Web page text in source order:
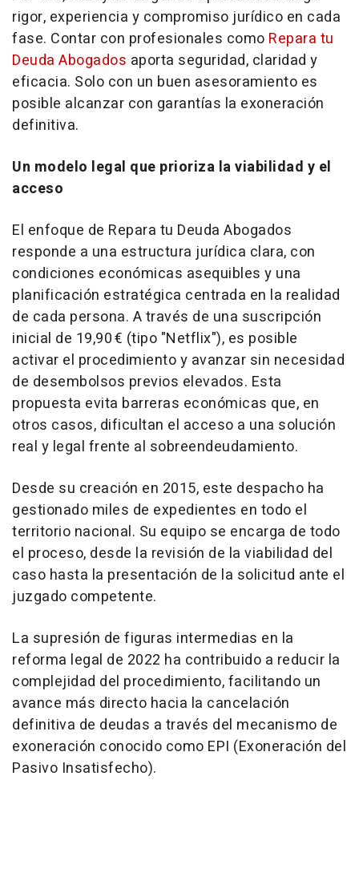
rigor, experiencia y compromiso jurídico en cada
fase. Contar con profesionales como Repara tu
Deuda Abogados aporta seguridad, claridad y
eficacia. Solo con un buen asesoramiento es
posible alcanzar con garantías la exoneración
definitiva.
Un modelo legal que prioriza la viabilidad y el
acceso
El enfoque de Repara tu Deuda Abogados
responde a una estructura jurídica clara, con
condiciones económicas asequibles y una
planificación estratégica centrada en la realidad
de cada persona. A través de una suscripción
inicial de 19,90 € (tipo "Netflix"), es posible
activar el procedimiento y avanzar sin necesidad
de desembolsos previos elevados. Esta
propuesta evita barreras económicas que, en
otros casos, dificultan el acceso a una solución
real y legal frente al sobreendeudamiento.
Desde su creación en 2015, este despacho ha
gestionado miles de expedientes en todo el
territorio nacional. Su equipo se encarga de todo
el proceso, desde la revisión de la viabilidad del
caso hasta la presentación de la solicitud ante el
juzgado competente.
La supresión de figuras intermedias en la
reforma legal de 2022 ha contribuido a reducir la
complejidad del procedimiento, facilitando un
avance más directo hacia la cancelación
definitiva de deudas a través del mecanismo de
exoneración conocido como EPI (Exoneración del
Pasivo Insatisfecho).